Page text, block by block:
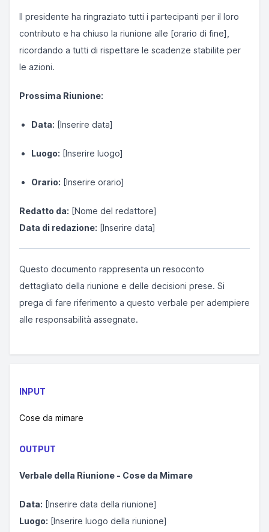
Il presidente ha ringraziato tutti i partecipanti per il loro
contributo e ha chiuso la riunione alle [orario di fine],
ricordando a tutti di rispettare le scadenze stabilite per
le azioni.
Prossima Riunione:
Data: [Inserire data]
Luogo: [Inserire luogo]
Orario: [Inserire orario]
Redatto da: [Nome del redattore]
Data di redazione: [Inserire data]
Questo documento rappresenta un resoconto
dettagliato della riunione e delle decisioni prese. Si
prega di fare riferimento a questo verbale per adempiere
alle responsabilità assegnate.
INPUT
Cose da mimare
OUTPUT
Verbale della Riunione - Cose da Mimare
Data: [Inserire data della riunione]
Luogo: [Inserire luogo della riunione]